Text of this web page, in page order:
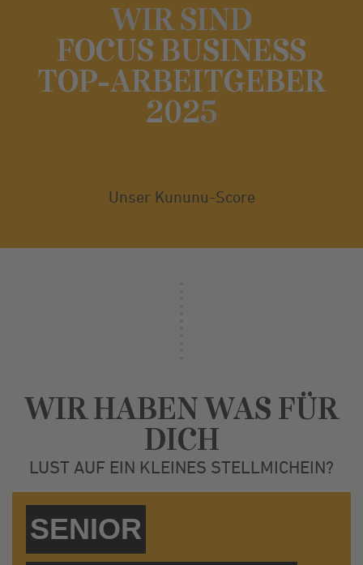
WIR SIND
FOCUS BUSINESS
TOP-ARBEITGEBER
2025
Unser Kununu-Score
WIR HABEN WAS FÜR
DICH
LUST AUF EIN KLEINES STELLMICHEIN?
SENIOR